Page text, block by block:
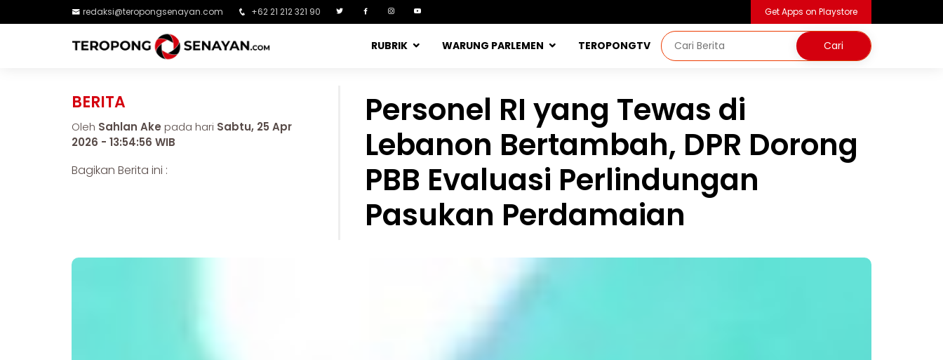
redaksi@teropongsenayan.com +62 21 212 321 90 Get Apps on Playstore
RUBRIK WARUNG PARLEMEN TEROPONGTV
BERITA
Oleh Sahlan Ake pada hari Sabtu, 25 Apr
2026 - 13:54:56 WIB
Bagikan Berita ini :
Personel RI yang Tewas di
Lebanon Bertambah, DPR Dorong
PBB Evaluasi Perlindungan
Pasukan Perdamaian